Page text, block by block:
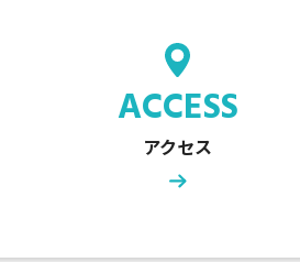
ACCESS
アクセス